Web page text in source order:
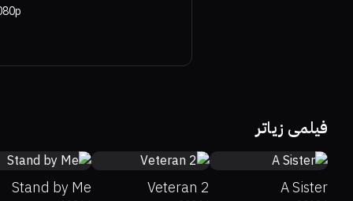
فیلمی زیاتر
A Sister
Veteran 2
Stand by Me